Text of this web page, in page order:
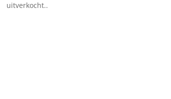
uitverkocht..